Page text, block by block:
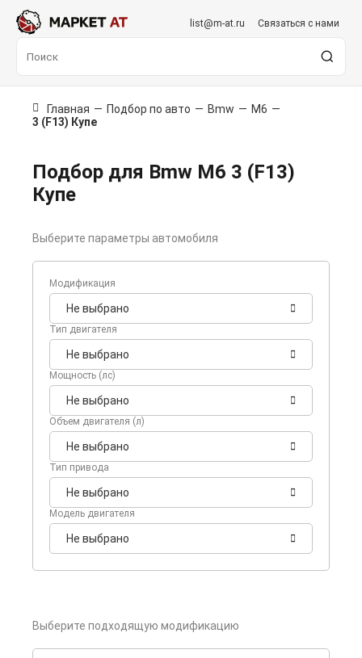
list@m-at.ru Связаться с нами
Главная — Подбор по авто — Bmw — M6 —
3 (F13) Купе
Подбор для Bmw M6 3 (F13)
Купе
Выберите параметры автомобиля
Модификация
Не выбрано
Тип двигателя
Не выбрано
Мощность (лс)
Не выбрано
Объем двигателя (л)
Не выбрано
Тип привода
Не выбрано
Модель двигателя
Не выбрано
Выберите подходящую модификацию